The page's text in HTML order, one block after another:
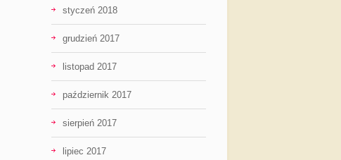
styczeń 2018
grudzień 2017
listopad 2017
październik 2017
sierpień 2017
lipiec 2017